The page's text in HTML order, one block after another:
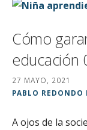
Cómo
educación
27 MAYO, 2021
PABLO REDONDO
A ojos de la